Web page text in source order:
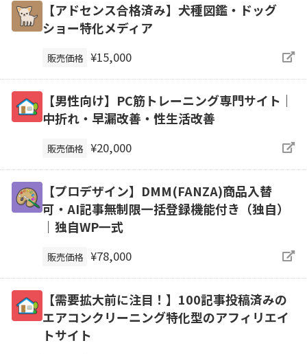
【アドセンス合格済み】犬種図鑑・ドッグ
ショー特化メディア
販売価格 ¥15,000
【男性向け】PC筋トレーニング専門サイト｜
中折れ・早漏改善・性生活改善
販売価格 ¥20,000
【プロデザイン】DMM(FANZA)商品入替
可・AI記事無制限一括登録機能付き（独自）
｜独自WP一式
販売価格 ¥78,000
【需要拡大前に注目！】100記事投稿済みの
エアコンクリーニング特化型のアフィリエイ
トサイト